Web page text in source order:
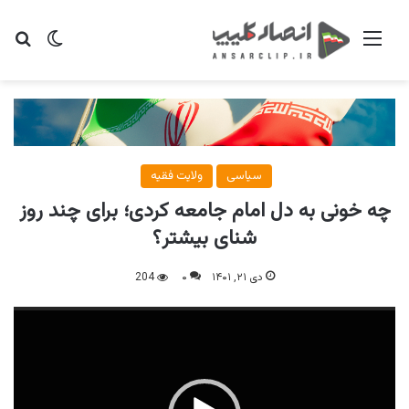
تغییر منو
سیاسی ولایت فقیه
چه خونی به دل امام جامعه کردی؛ برای چند روز
شنای بیشتر؟
دی ۲۱, ۱۴۰۱ ۰ 204
نمایشگر